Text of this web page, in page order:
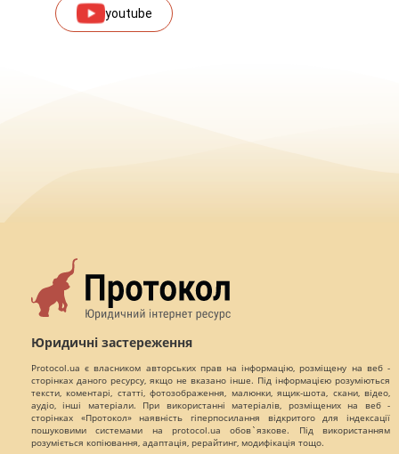
youtube
Юридичні застереження
Protocol.ua є власником авторських прав на інформацію, розміщену на веб -
сторінках даного ресурсу, якщо не вказано інше. Під інформацією розуміються
тексти, коментарі, статті, фотозображення, малюнки, ящик-шота, скани, відео,
аудіо, інші матеріали. При використанні матеріалів, розміщених на веб -
сторінках «Протокол» наявність гіперпосилання відкритого для індексації
пошуковими системами на protocol.ua обов`язкове. Під використанням
розуміється копіювання, адаптація, рерайтинг, модифікація тощо.